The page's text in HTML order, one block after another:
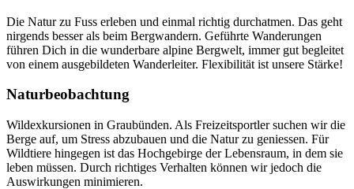
Die Natur zu Fuss erleben und einmal richtig durchatmen. Das geht
nirgends besser als beim Bergwandern. Geführte Wanderungen
führen Dich in die wunderbare alpine Bergwelt, immer gut begleitet
von einem ausgebildeten Wanderleiter. Flexibilität ist unsere Stärke!
Naturbeobachtung
Wildexkursionen in Graubünden. Als Freizeitsportler suchen wir die
Berge auf, um Stress abzubauen und die Natur zu geniessen. Für
Wildtiere hingegen ist das Hochgebirge der Lebensraum, in dem sie
leben müssen. Durch richtiges Verhalten können wir jedoch die
Auswirkungen minimieren.